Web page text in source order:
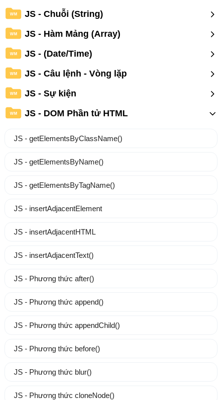
WM JS - Chuỗi (String)
WM JS - Hàm Mảng (Array)
WM JS - (Date/Time)
WM JS - Câu lệnh - Vòng lặp
WM JS - Sự kiện
WM JS - DOM Phần tử HTML
JS - getElementsByClassName()
JS - getElementsByName()
JS - getElementsByTagName()
JS - insertAdjacentElement
JS - insertAdjacentHTML
JS - insertAdjacentText()
JS - Phương thức after()
JS - Phương thức append()
JS - Phương thức appendChild()
JS - Phương thức before()
JS - Phương thức blur()
JS - Phương thức cloneNode()